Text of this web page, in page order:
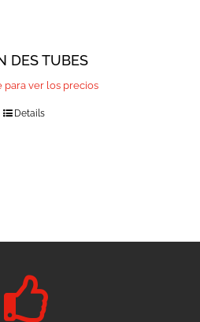
DES TUBES
para ver los precios
Details